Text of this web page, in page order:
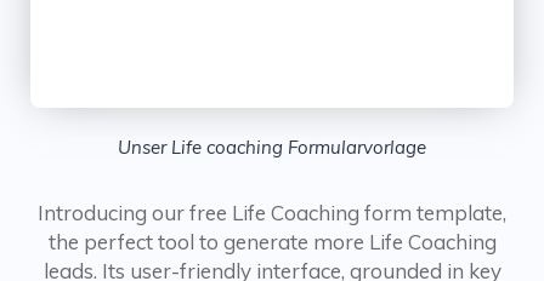
Unser Life coaching Formularvorlage
Introducing our free Life Coaching form template,
the perfect tool to generate more Life Coaching
leads. Its user-friendly interface, grounded in key